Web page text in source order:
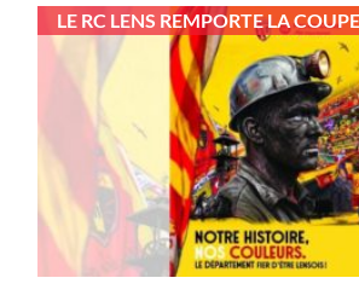
LE RC LENS REMPORTE LA